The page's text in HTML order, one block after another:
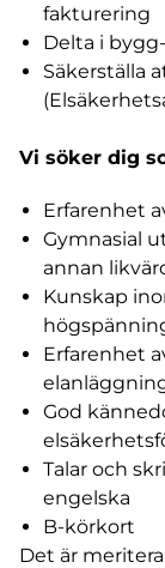
fakturering
Delta i
Säkerställa
Vi söker dig
Erfarenhet
Gymnasial
annan
Kunskap
Erfarenhet
God
Talar och
engelska
B-körkort
Det är